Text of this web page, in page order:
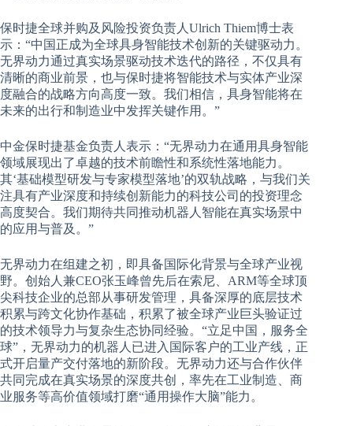
保时捷全球并购及风险投资负责人Ulrich Thiem博士表
示：“中国正成为全球具身智能技术创新的关键驱动力。
无界动力通过真实场景驱动技术迭代的路径，不仅具有
清晰的商业前景，也与保时捷将智能技术与实体产业深
度融合的战略方向高度一致。我们相信，具身智能将在
未来的出行和制造业中发挥关键作用。”
中金保时捷基金负责人表示：“无界动力在通用具身智能
领域展现出了卓越的技术前瞻性和系统性落地能力。
其‘基础模型研发与专家模型落地’的双轨战略，与我们关
注具有产业深度和持续创新能力的科技公司的投资理念
高度契合。我们期待共同推动机器人智能在真实场景中
的应用与普及。”
无界动力在组建之初，即具备国际化背景与全球产业视
野。创始人兼CEO张玉峰曾先后在索尼、ARM等全球顶
尖科技企业的总部从事研发管理，具备深厚的底层技术
积累与跨文化协作基础，积累了被全球产业巨头验证过
的技术领导力与复杂生态协同经验。“立足中国，服务全
球”，无界动力的机器人已进入国际客户的工业产线，正
式开启量产交付落地的新阶段。无界动力还与合作伙伴
共同完成在真实场景的深度共创，率先在工业制造、商
业服务等高价值领域打磨“通用操作大脑”能力。